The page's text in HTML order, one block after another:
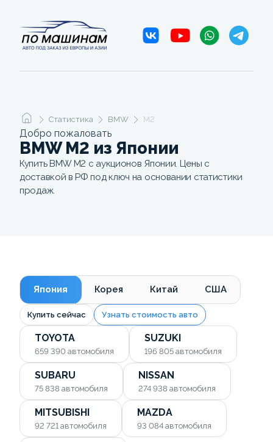
Статистика BMW M2
Добро пожаловать
BMW M2 из Японии
Купить BMW M2 с аукционов Японии. Цены с
доставкой в РФ под ключ на основании статистики
продаж.
Япония Корея Китай США
Купить сейчас Узнать стоимость авто
TOYOTA
659 390 автомобиля
SUZUKI
196 805 автомобиля
SUBARU
75 838 автомобиля
NISSAN
274 938 автомобиля
MITSUBISHI
92 721 автомобиля
MAZDA
93 084 автомобиля